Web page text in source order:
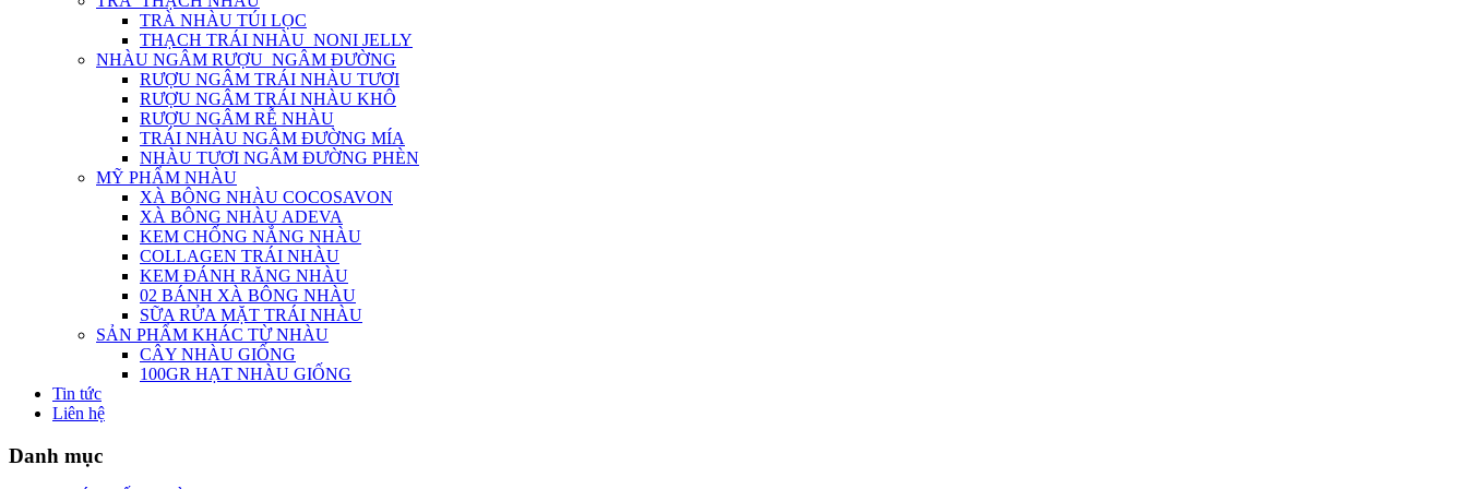
TRÀ NHÀU TÚI LỌC
THẠCH TRÁI NHÀU_NONI JELLY
NHÀU NGÂM RƯỢU_NGÂM ĐƯỜNG
RƯỢU NGÂM TRÁI NHÀU TƯƠI
RƯỢU NGÂM TRÁI NHÀU KHÔ
RƯỢU NGÂM RỄ NHÀU
TRÁI NHÀU NGÂM ĐƯỜNG MÍA
NHÀU TƯƠI NGÂM ĐƯỜNG PHÈN
MỸ PHẨM NHÀU
XÀ BÔNG NHÀU COCOSAVON
XÀ BÔNG NHÀU ADEVA
KEM CHỐNG NẮNG NHÀU
COLLAGEN TRÁI NHÀU
KEM ĐÁNH RĂNG NHÀU
02 BÁNH XÀ BÔNG NHÀU
SỮA RỬA MẶT TRÁI NHÀU
SẢN PHẨM KHÁC TỪ NHÀU
CÂY NHÀU GIỐNG
100GR HẠT NHÀU GIỐNG
Tin tức
Liên hệ
Danh mục